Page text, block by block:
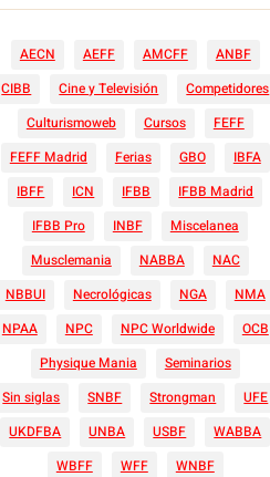
AECN AEFF AMCFF
ANBF
CIBB
Cine y Televisión
Competidores
Culturismoweb
Cursos
FEFF
FEFF Madrid
Ferias GBO
IBFA
IBFF
ICN IFBB
IFBB Madrid
IFBB Pro
INBF
Miscelanea
Musclemania
NABBA
NAC
NBBUI
Necrológicas NGA
NMA
NPAA
NPC NPC Worldwide
OCB
Physique Mania
Seminarios
Sin siglas
SNBF Strongman
UFE
UKDFBA
UNBA USBF
WABBA
WBFF
WFF WNBF